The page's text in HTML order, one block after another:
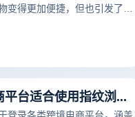
变得更加便捷，但也引发了电
威胁。为解决这一问题，云登
而生，成为广受欢迎的
为用户提供了安全、隐私的
哪些跨境电商平台适合使用指纹浏览器？
登录各类跨境电商平台，涵盖